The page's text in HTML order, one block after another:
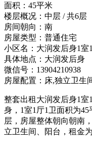
面积： 45平米
楼层概况： 中层 / 共6层
房间朝向： 南
房屋类型： 普通住宅
小区名： 大润发后身1室
具体地点： 大润发后身
微信号： 13904210938
房屋配置： 床,独立卫生
整套出租大润发后身1室
身，1室1厅1卫面积为
层，房屋整体朝向朝南
立卫生间、阳台，租金